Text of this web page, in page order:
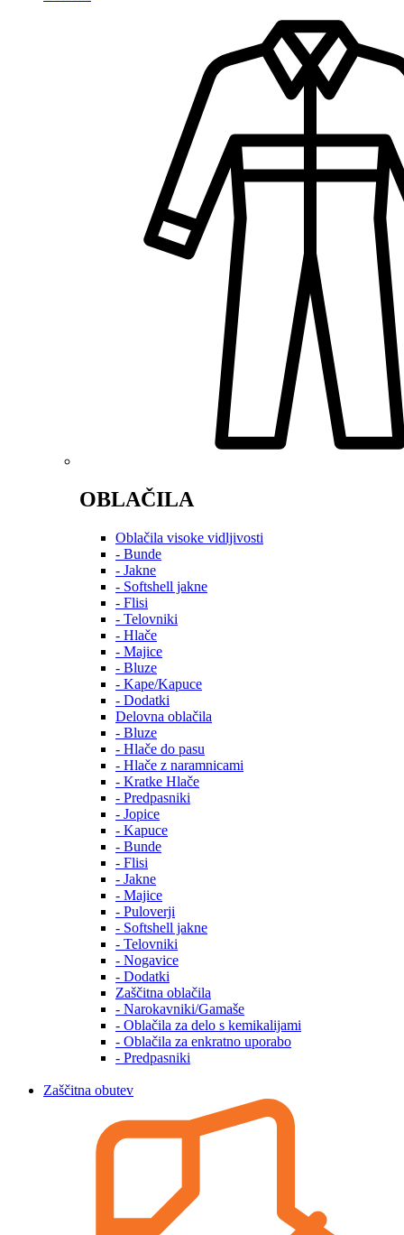
OBLAČILA
Oblačila visoke vidljivosti
- Bunde
- Jakne
- Softshell jakne
- Flisi
- Telovniki
- Hlače
- Majice
- Bluze
- Kape/Kapuce
- Dodatki
Delovna oblačila
- Bluze
- Hlače do pasu
- Hlače z naramnicami
- Kratke Hlače
- Predpasniki
- Jopice
- Kapuce
- Bunde
- Flisi
- Jakne
- Majice
- Puloverji
- Softshell jakne
- Telovniki
- Nogavice
- Dodatki
Zaščitna oblačila
- Narokavniki/Gamaše
- Oblačila za delo s kemikalijami
- Oblačila za enkratno uporabo
- Predpasniki
Zaščitna obutev